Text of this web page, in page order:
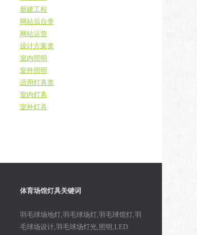
新建工程
网站后台类
网站运营
设计方案类
室内照明
室外照明
适用灯具类
室内灯具
室外灯具
体育场馆灯具关键词
羽毛球场地灯,羽毛球场灯,羽毛球馆灯,羽
毛球场设计,羽毛球场灯光,照明,LED